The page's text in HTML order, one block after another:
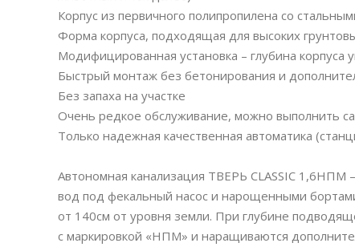
Корпус из первичного полипропилена со
Форма корпуса, подходящая для высоких
Модифицированная установка – глубина
Быстрый монтаж без бетонирования и
Без запаха на участке
Очень редкое обслуживание, можно выполнить
Только надежная качественная автоматика
Автономная канализация ТВЕРЬ CLASSIC 1,6НПМ
вод под фекальный насос и нарощенными
от 140см от уровня земли. При глубине
с маркировкой «НПМ» и наращиваются